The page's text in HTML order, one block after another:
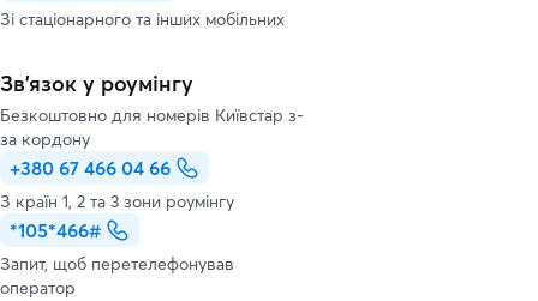
Зі стаціонарного та інших мобільних
Зв’язок у роумінгу
Безкоштовно для номерів Київстар з-
за кордону
+380 67 466 04 66
З країн 1, 2 та 3 зони роумінгу
*105*466#
Запит, щоб перетелефонував
оператор